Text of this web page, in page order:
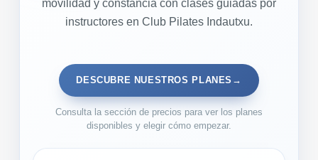
movilidad y constancia con clases guiadas por
instructores en Club Pilates Indautxu.
DESCUBRE NUESTROS PLANES →
Consulta la sección de precios para ver los planes
disponibles y elegir cómo empezar.